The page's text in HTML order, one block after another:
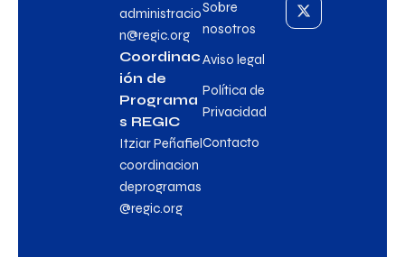
administracio
n@regic.org
Coordinac
ión de
Programa
s REGIC
Itziar Peñafiel
coordinacion
deprogramas
@regic.org
Sobre
nosotros
Aviso legal
Política de
Privacidad
Contacto